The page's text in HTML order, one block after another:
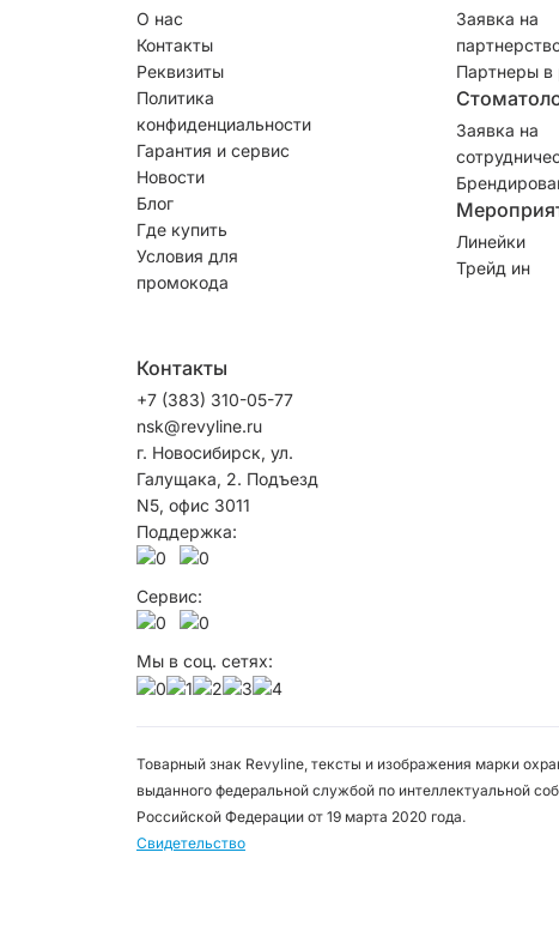
О нас
Контакты
Реквизиты
Политика
конфиденциальности
Гарантия и сервис
Новости
Блог
Где купить
Условия для
промокода
Заявка на
Партнеры в
Заявка на
Линейки
Трейд ин
Контакты
+7 (383) 310-05-77
nsk@revyline.ru
г. Новосибирск, ул.
Галущака, 2. Подъезд
N5, офис 3011
Поддержка:
Сервис:
Мы в соц. сетях:
Товарный знак Revyline, тексты и изображения марки
выданного федеральной службой по интеллектуальной
Российской Федерации от 19 марта 2020 года.
Свидетельство